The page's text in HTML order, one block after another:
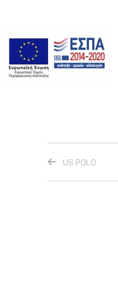
Ανδρικά
σόλα που
σας.
US POLO